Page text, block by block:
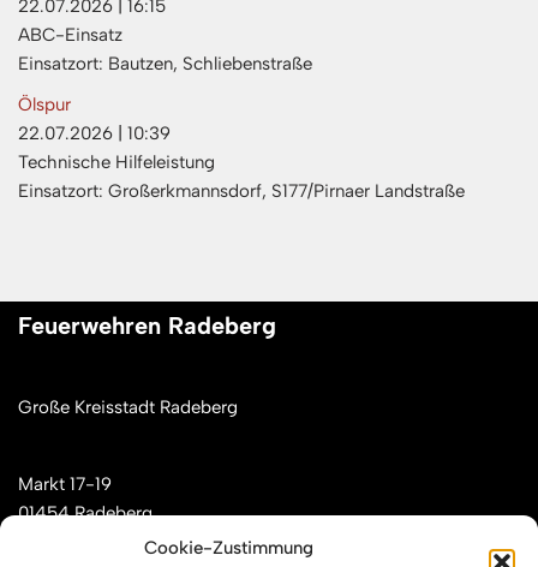
Cookie-Zustimmung
22.07.2026
16:15
ABC-Einsatz
Einsatzort: Bautzen, Schliebenstraße
Ölspur
22.07.2026
10:39
Technische Hilfeleistung
Einsatzort: Großerkmannsdorf, S177/Pirnaer Landstraße
Feuerwehren Radeberg
Große Kreisstadt Radeberg
Markt 17-19
01454 Radeberg